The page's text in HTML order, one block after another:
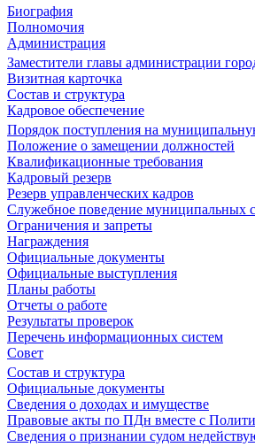
Биография
Полномочия
Администрация
Заместители главы администрации
Визитная карточка
Состав и структура
Кадровое обеспечение
Порядок поступления на
Положение о замещении должностей
Квалификационные требования
Кадровый резерв
Резерв управленческих кадров
Служебное поведение муниципальных
Ограничения и запреты
Награждения
Официальные документы
Официальные выступления
Планы работы
Отчеты о работе
Результаты проверок
Перечень информационных систем
Совет
Состав и структура
Официальные документы
Сведения о доходах и имуществе
Правовые акты по ПДн вместе с
Сведения о признании судом